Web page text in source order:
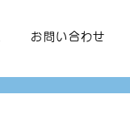
お問い合わせ